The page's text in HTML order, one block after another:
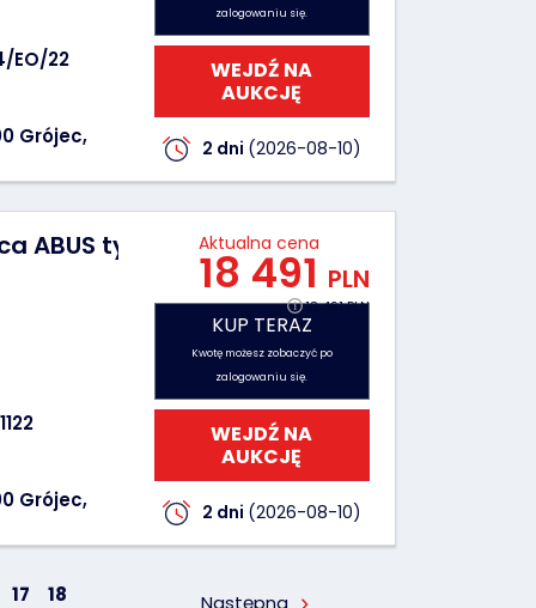
EO/22
Grójec,
zalogowaniu się.
WEJDŹ NA
AUKCJĘ
2 dni (2026-08-10)
ABUS typu EHB (jednodźwigarowa) – 2
Grójec,
Aktualna cena
18 491 PLN
18 491 PLN
Ilość ofert:
KUP TERAZ
Kwotę możesz zobaczyć po
zalogowaniu się.
WEJDŹ NA
AUKCJĘ
2 dni (2026-08-10)
17 18 Następna